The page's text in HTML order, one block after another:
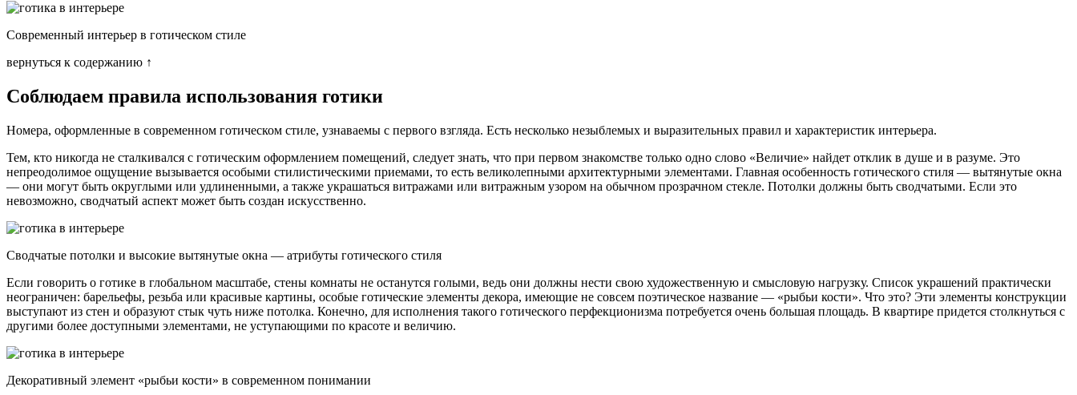
Современный интерьер в готическом стиле
вернуться к содержанию ↑
Соблюдаем правила использования готики
Номера, оформленные в современном готическом стиле, узнаваемы с первого взгляда. Есть несколько незыблемых и выразительных правил и характеристик интерьера.
Тем, кто никогда не сталкивался с готическим оформлением помещений, следует знать, что при первом знакомстве только одно слово «Величие» найдет отклик в душе и в разуме. Это
непреодолимое ощущение вызывается особыми стилистическими приемами, то есть великолепными архитектурными элементами. Главная особенность готического стиля — вытянутые окна
— они могут быть округлыми или удлиненными, а также украшаться витражами или витражным узором на обычном прозрачном стекле. Потолки должны быть сводчатыми. Если это
невозможно, сводчатый аспект может быть создан искусственно.
Сводчатые потолки и высокие вытянутые окна — атрибуты готического стиля
Если говорить о готике в глобальном масштабе, стены комнаты не останутся голыми, ведь они должны нести свою художественную и смысловую нагрузку. Список украшений практически
неограничен: барельефы, резьба или красивые картины, особые готические элементы декора, имеющие не совсем поэтическое название — «рыбьи кости». Что это? Эти элементы конструкции
выступают из стен и образуют стык чуть ниже потолка. Конечно, для исполнения такого готического перфекционизма потребуется очень большая площадь. В квартире придется столкнуться с
другими более доступными элементами, не уступающими по красоте и величию.
Декоративный элемент «рыбьи кости» в современном понимании